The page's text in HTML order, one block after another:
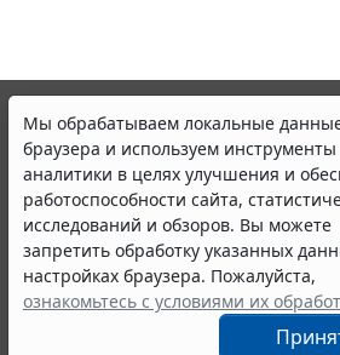
Мы обрабатываем локальные
браузера и используем инструменты
аналитики в целях улучшения и
работоспособности сайта,
исследований и обзоров. Вы можете
запретить обработку указанных
настройках браузера. Пожалуйста,
ознакомьтесь с условиями их
© ООО "НПП "ГАРАНТ-СЕРВИС", 2026.
участниками Российской
Все права на материалы сайта
Полное или частичное
Правила использования портала.
Портал ГАРАНТ.РУ зарегистрирован
надзору в сфере
(Роскомнадзором), Эл № ФС77-58365
ООО "НПП "ГАРАНТ-СЕРВИС", 119234,